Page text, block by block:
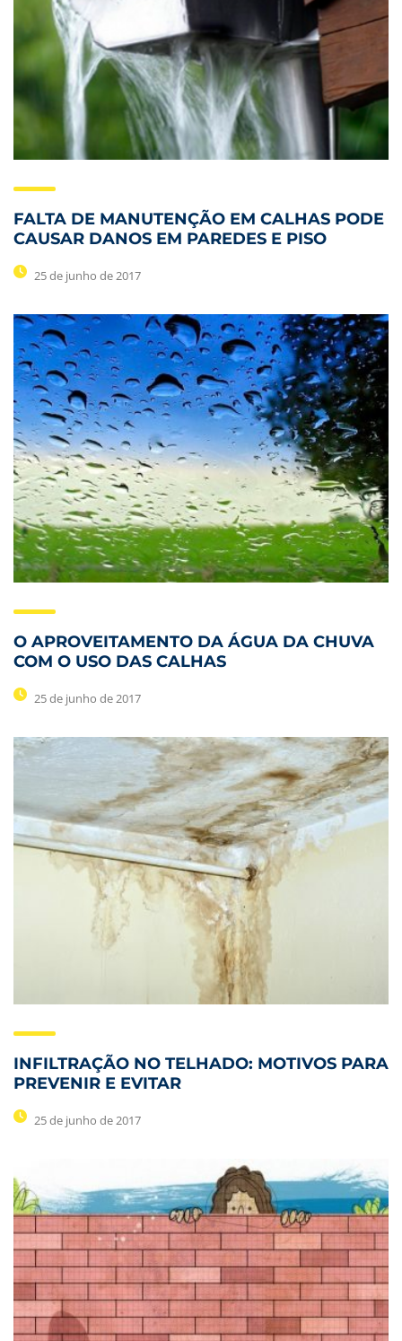
FALTA DE MANUTENÇÃO EM CALHAS PODE
CAUSAR DANOS EM PAREDES E PISO
25 de junho de 2017
O APROVEITAMENTO DA ÁGUA DA CHUVA
COM O USO DAS CALHAS
25 de junho de 2017
INFILTRAÇÃO NO TELHADO: MOTIVOS PARA
PREVENIR E EVITAR
25 de junho de 2017